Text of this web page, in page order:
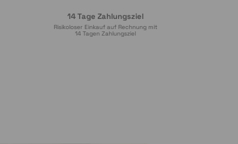
14 Tage Zahlungsziel
Risikoloser Einkauf auf Rechnung mit
14 Tagen Zahlungsziel